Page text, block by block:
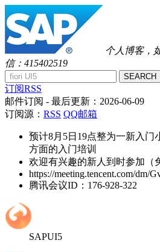
个人博客，
信：415402519
SEARCH
订阅RSS
邮件订阅 - 最后更新： 2026-06-09
订阅源： RSS QQ邮箱
预计8月5日19点整为一新入门
方面的入门培训
欢迎有兴趣的新人到时参加（
https://meeting.tencent.com/dm/
腾讯会议ID：176-928-322
SAPUI5